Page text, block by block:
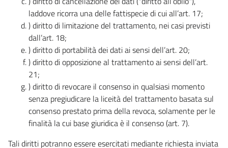
laddove ricorra una delle fattispecie di cui all’art. 17;
) diritto di limitazione del trattamento, nei casi previsti
dall’art. 18;
) diritto di portabilità dei dati ai sensi dell’art. 20;
) diritto di opposizione al trattamento ai sensi dell’art.
21;
) diritto di revocare il consenso in qualsiasi momento
senza pregiudicare la liceità del trattamento basata sul
consenso prestato prima della revoca, solamente per le
finalità la cui base giuridica è il consenso (art. 7).
Tali diritti potranno essere esercitati mediante richiesta inviata